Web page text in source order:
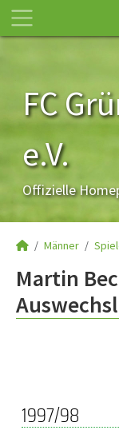
FC
e.V.
Offizielle
Männer
Martin
1997/98